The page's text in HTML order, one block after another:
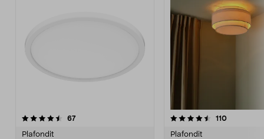
67arvostelut
Plafondit
4.5 viidestä
110arvostelut
Plafondit
4.0 viidestä